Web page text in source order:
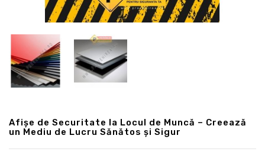
Afișe de Securitate la Locul de Muncă – Creează
un Mediu de Lucru Sănătos și Sigur